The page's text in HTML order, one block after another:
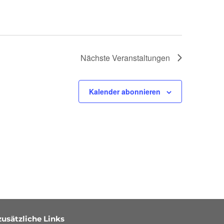
NächsteVeranstaltungen
Kalender abonnieren
Links